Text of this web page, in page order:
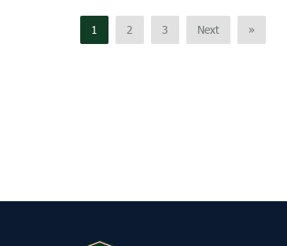
1 2 3 Next »